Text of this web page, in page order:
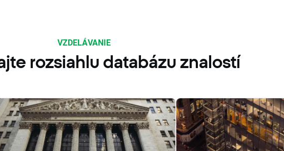
VZDELÁVANIE
rozsiahlu databázu znalostí